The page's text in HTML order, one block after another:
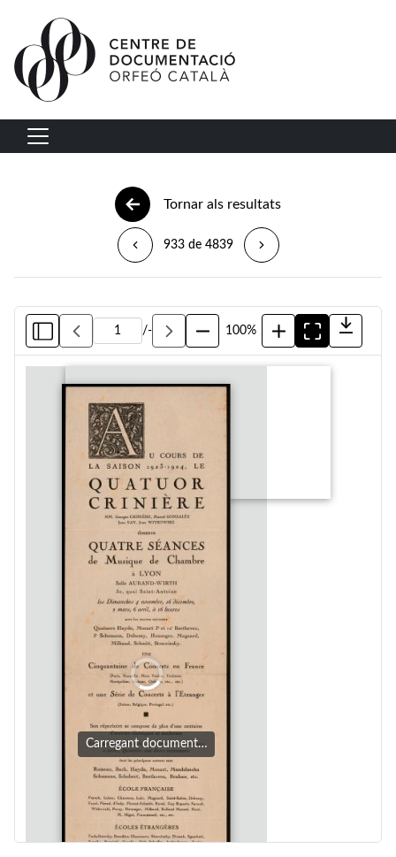
Vés al contingut
Navegació principal
Tornar als resultats
933 de 4839
/- 100%
Carregant document…